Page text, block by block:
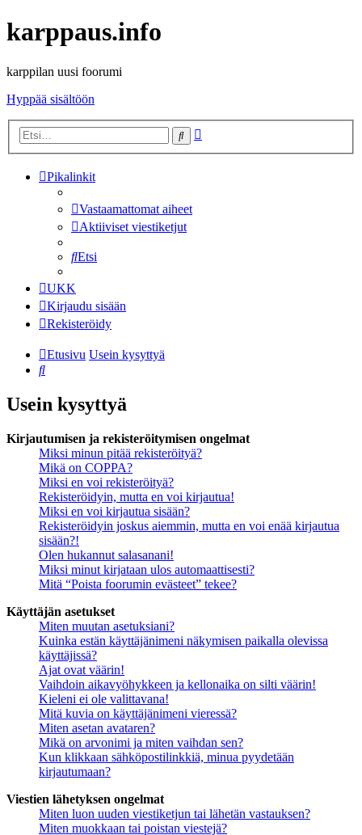
karppaus.info
karppilan uusi foorumi
Hyppää sisältöön
Etsi
Pikalinkit
Vastaamattomat aiheet
Aktiiviset viestiketjut
Etsi
UKK
Kirjaudu sisään
Rekisteröidy
Etusivu Usein kysyttyä
Etsi
Usein kysyttyä
Kirjautumisen ja rekisteröitymisen ongelmat
Miksi minun pitää rekisteröityä?
Mikä on COPPA?
Miksi en voi rekisteröityä?
Rekisteröidyin, mutta en voi kirjautua!
Miksi en voi kirjautua sisään?
Rekisteröidyin joskus aiemmin, mutta en voi enää kirjautua
sisään?!
Olen hukannut salasanani!
Miksi minut kirjataan ulos automaattisesti?
Mitä “Poista foorumin evästeet” tekee?
Käyttäjän asetukset
Miten muutan asetuksiani?
Kuinka estän käyttäjänimeni näkymisen paikalla olevissa
käyttäjissä?
Ajat ovat väärin!
Vaihdoin aikavyöhykkeen ja kellonaika on silti väärin!
Kieleni ei ole valittavana!
Mitä kuvia on käyttäjänimeni vieressä?
Miten asetan avataren?
Mikä on arvonimi ja miten vaihdan sen?
Kun klikkaan sähköpostilinkkiä, minua pyydetään
kirjautumaan?
Viestien lähetyksen ongelmat
Miten luon uuden viestiketjun tai lähetän vastauksen?
Miten muokkaan tai poistan viestejä?